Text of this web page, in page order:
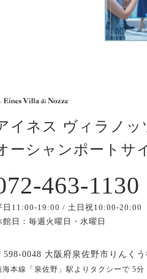
イネス ヴィラノッ
ーシャンポートサ
463-1130
日11:00-19:00 / 土日祝10:00-20:00
館日：毎週火曜日・水曜日
598-0048 大阪府泉佐野市りんく
海本線「泉佐野」駅よりタクシーで 5